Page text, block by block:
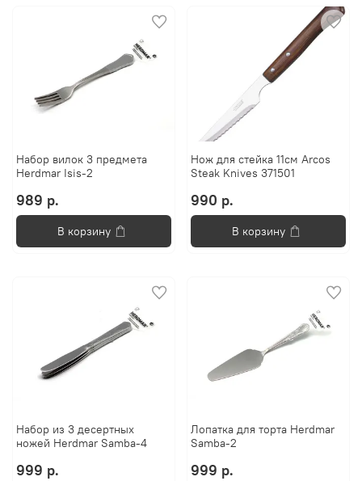
Набор вилок 3 предмета
Herdmar Isis-2
989 р.
В корзину
Нож для стейка 11см Arcos
Steak Knives 371501
990 р.
В корзину
Набор из 3 десертных
ножей Herdmar Samba-4
999 р.
Лопатка для торта Herdmar
Samba-2
999 р.